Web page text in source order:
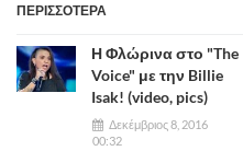
ΠΕΡΙΣΣΟΤΕΡΑ
Η Φλώρινα στο "The
Voice" με την Billie
Isak! (video, pics)
Δεκέμβριος 8, 2016
00:32